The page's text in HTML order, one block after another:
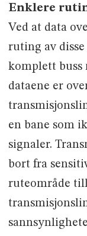
Enklere
Ved at data
ruting av
komplett buss
dataene er
en bane som
signaler.
bort fra
ruteområde